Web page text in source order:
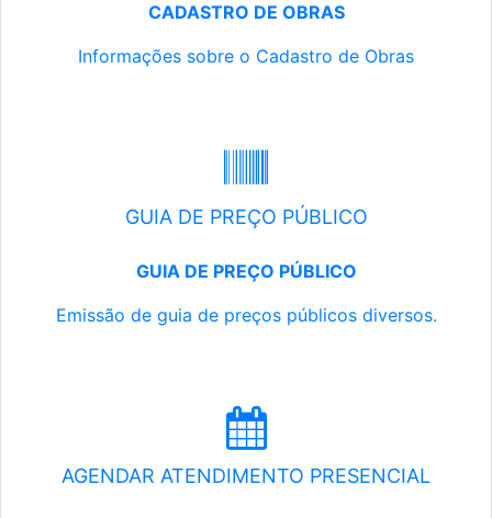
CADASTRO DE OBRAS
Informações sobre o Cadastro de Obras
GUIA DE PREÇO PÚBLICO
GUIA DE PREÇO PÚBLICO
Emissão de guia de preços públicos diversos.
AGENDAR ATENDIMENTO PRESENCIAL